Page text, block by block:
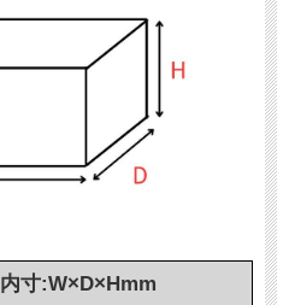
内寸:W×D×Hmm